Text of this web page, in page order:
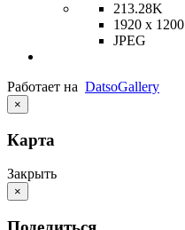
213.28K
1920 x 1200
JPEG
Работает на DatsoGallery
×
Карта
Закрыть
×